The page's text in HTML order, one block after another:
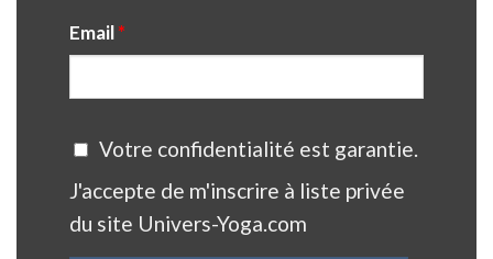
Email*
Votre confidentialité est garantie.
J'accepte de m'inscrire à liste privée
du site Univers-Yoga.com